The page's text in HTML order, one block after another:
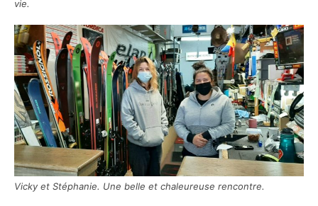
vie.
Vicky et Stéphanie. Une belle et chaleureuse rencontre.